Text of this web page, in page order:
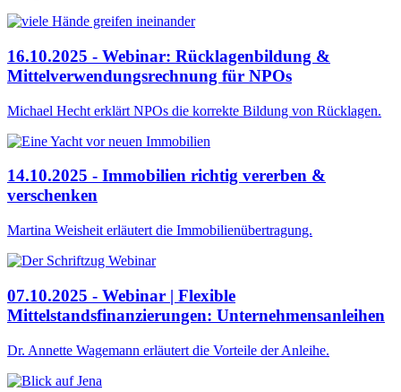
16.10.2025 - Webinar: Rücklagenbildung &
Mittelverwendungsrechnung für NPOs
Michael Hecht erklärt NPOs die korrekte Bildung von Rücklagen.
14.10.2025 - Immobilien richtig vererben &
verschenken
Martina Weisheit erläutert die Immobilienübertragung.
07.10.2025 - Webinar | Flexible
Mittelstandsfinanzierungen: Unternehmensanleihen
Dr. Annette Wagemann erläutert die Vorteile der Anleihe.